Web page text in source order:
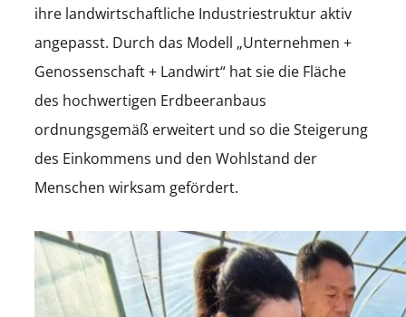
ihre landwirtschaftliche Industriestruktur aktiv
angepasst. Durch das Modell „Unternehmen +
Genossenschaft + Landwirt“ hat sie die Fläche
des hochwertigen Erdbeeranbaus
ordnungsgemäß erweitert und so die Steigerung
des Einkommens und den Wohlstand der
Menschen wirksam gefördert.